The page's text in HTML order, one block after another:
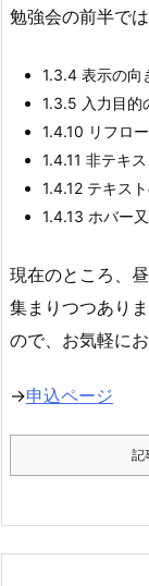
勉強会の前半で
1.3.4 表示の向
1.3.5 入力目的
1.4.10 リフロ
1.4.11 非テキ
1.4.12 テキス
1.4.13 ホバー
現在のところ、
集まりつつあり
ので、お気軽に
→申込ページ
記